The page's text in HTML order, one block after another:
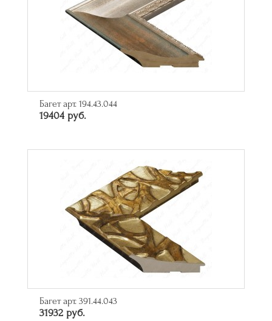
Багет арт. 194.43.044
19404 руб.
Багет арт. 391.44.043
31932 руб.